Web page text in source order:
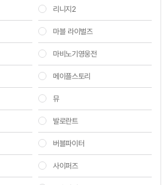
리니지2
마블 라이벌즈
마비노기영웅전
메이플스토리
뮤
발로란트
버블파이터
사이퍼즈